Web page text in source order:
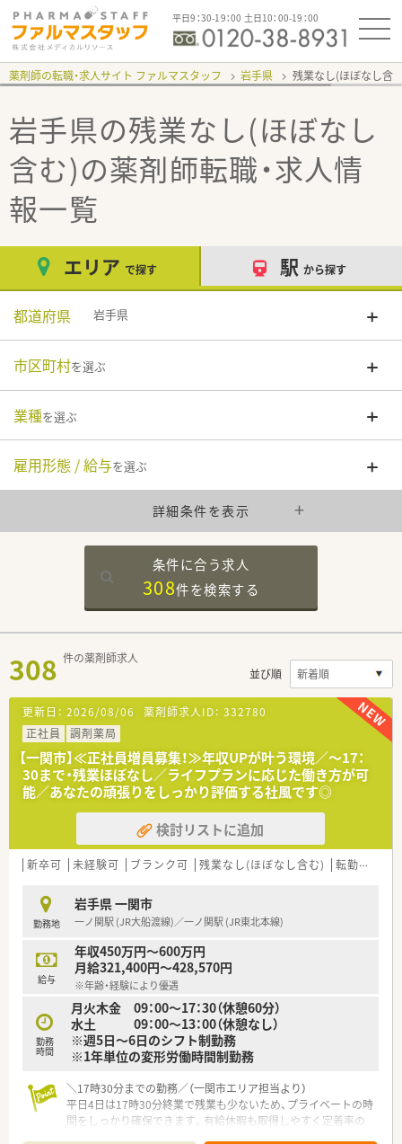
平日9：30-19：00 土日10：00-19：00
薬剤師の転職・求人サイト ファルマスタッフ 岩手県 残業なし(ほぼなし含
岩手県の残業なし(ほぼなし
含む)の薬剤師転職・求人情
報一覧
エリア で探す 駅 から探す
都道府県 岩手県
市区町村を選ぶ
業種を選ぶ
雇用形態 / 給与を選ぶ
詳細条件を表示
条件に合う求人
308件を検索する
308 件の薬剤師求人
並び順
更新日： 2026/08/06 薬剤師求人ID： 332780
正社員
調剤薬局
【一関市】≪正社員増員募集！≫年収UPが叶う環境／～17：
30まで・残業ほぼなし／ライフプランに応じた働き方が可
能／あなたの頑張りをしっかり評価する社風です◎
検討リストに追加
新卒可 未経験可 ブランク可 残業なし(ほぼなし含む) 転勤なし
勤務地
岩手県 一関市
一ノ関駅 (JR大船渡線)／一ノ関駅 (JR東北本線)
給与
年収450万円～600万円
月給321,400円～428,570円
※年齢・経験により優遇
勤務
時間
月火木金 09：00～17：30（休憩60分）
水土 09：00～13：00（休憩なし）
※週5日～6日のシフト制勤務
※1年単位の変形労働時間制勤務
＼17時30分までの勤務／（一関市エリア担当より）
平日4日は17時30分終業で残業も少ないため、プライベートの時
間をしっかり確保できます。有給休暇も取得しやすく定着率の